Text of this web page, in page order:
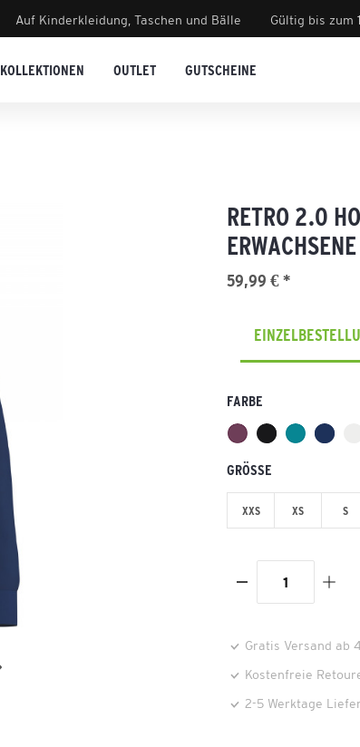
Auf Kinderkleidung, Taschen und Bälle Gültig bis zum
KOLLEKTIONEN OUTLET GUTSCHEINE
RETRO 2.0
ERWACHSENE
59,99 € *
FARBE
GRÖSSE
XXS XS S
Gratis Versand ab
Kostenfreie
2-5 Werktage